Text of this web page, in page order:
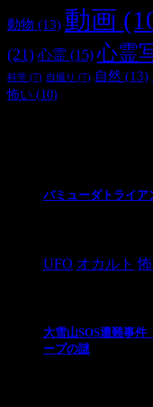
動物 (13) 動画
(21) 心霊 (15) 心霊
科学 (7) 自撮り (7) 自然 (13)
怖い (10)
バミューダトライア
UFO オカルト
大雪山SOS遭難事
ープの謎